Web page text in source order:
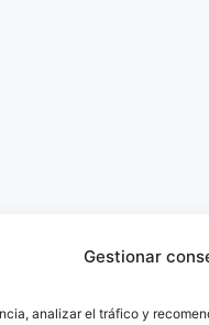
Gestionar
analizar el tráfico y